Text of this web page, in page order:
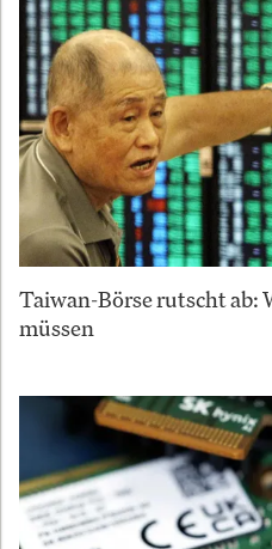
Taiwan-Börse rutscht ab:
müssen